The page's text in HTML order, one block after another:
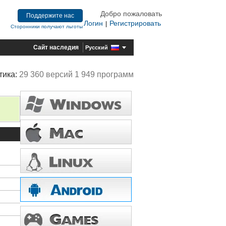
Поддержите нас
Сторонники получают льготы
Добро пожаловать
Логин
Регистрировать
Сайт наследия Русский
29 360 версий 1 949 программ